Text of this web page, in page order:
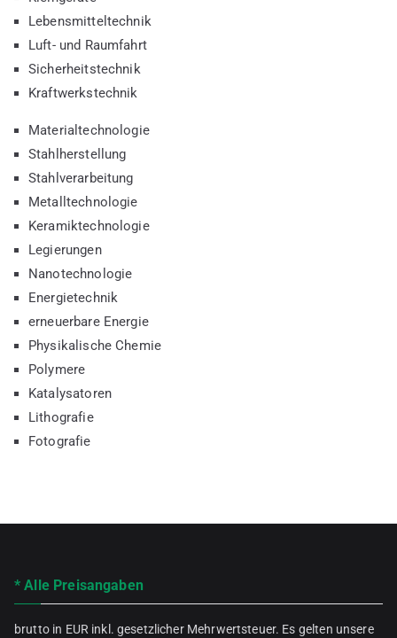
Lebensmitteltechnik
Luft- und Raumfahrt
Sicherheitstechnik
Kraftwerkstechnik
Materialtechnologie
Stahlherstellung
Stahlverarbeitung
Metalltechnologie
Keramiktechnologie
Legierungen
Nanotechnologie
Energietechnik
erneuerbare Energie
Physikalische Chemie
Polymere
Katalysatoren
Lithografie
Fotografie
* Alle Preisangaben
brutto in EUR inkl. gesetzlicher Mehrwertsteuer. Es gelten unsere